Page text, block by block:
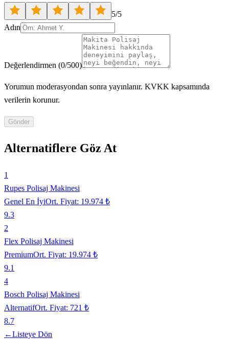
5/5
Adın
Değerlendirmen (0/500)
Yorumun moderasyondan sonra yayınlanır. KVKK kapsamında
verilerin korunur.
Gönder
Alternatiflere Göz At
1
Rupes Polisaj Makinesi
Genel En İyiOrt. Fiyat: 19.974 ₺
9.3
2
Flex Polisaj Makinesi
PremiumOrt. Fiyat: 19.974 ₺
9.1
4
Bosch Polisaj Makinesi
AlternatifOrt. Fiyat: 721 ₺
8.7
←Listeye Dön